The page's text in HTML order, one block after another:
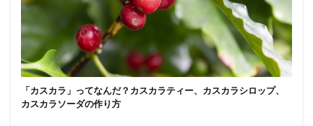
「カスカラ」ってなんだ？カスカラティー、カスカラシロップ、
カスカラソーダの作り方